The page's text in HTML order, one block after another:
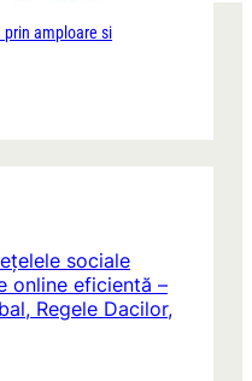
prin amploare si
sociale
online eficientă –
Regele Dacilor,